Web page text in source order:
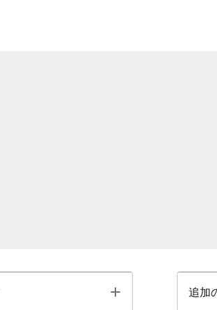
Toggle 追加